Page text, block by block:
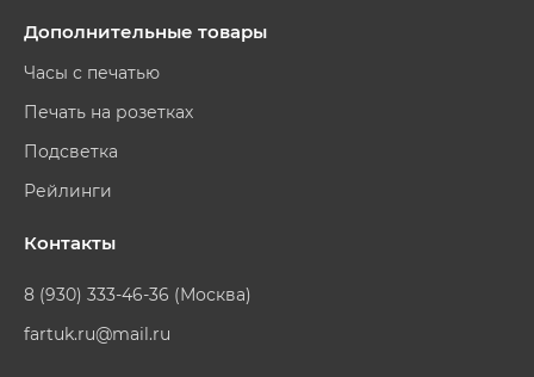
Дополнительные товары
Часы с печатью
Печать на розетках
Подсветка
Рейлинги
Контакты
8 (930) 333-46-36 (Москва)
fartuk.ru@mail.ru